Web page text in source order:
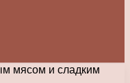
мясом и сладким